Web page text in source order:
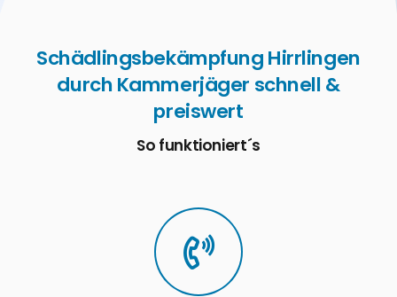
Schädlingsbekämpfung Hirrlingen
durch Kammerjäger schnell &
preiswert
So funktioniert´s